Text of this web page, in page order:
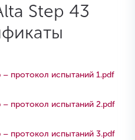
Step 43
– протокол испытаний 1.pdf
– протокол испытаний 2.pdf
– протокол испытаний 3.pdf